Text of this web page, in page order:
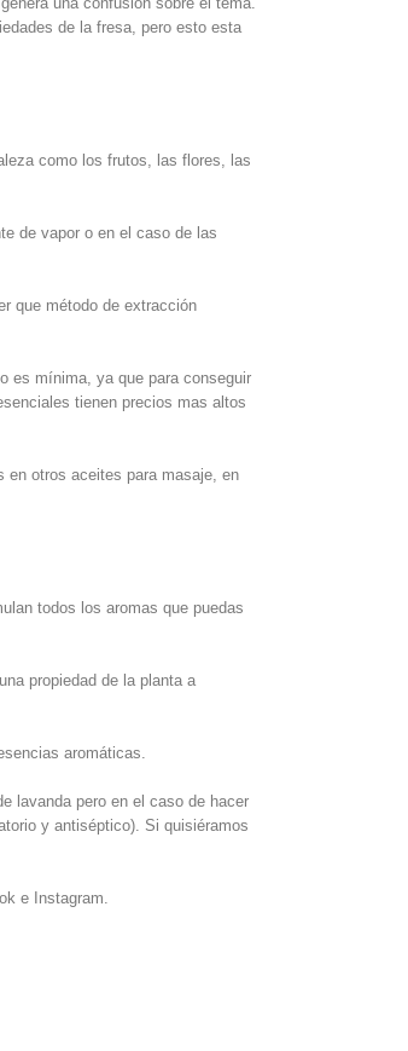
de la fresa, pero esto esta
como los frutos, las flores, las
de vapor o en el caso de las
que método de extracción
es mínima, ya que para conseguir
tienen precios mas altos
otros aceites para masaje, en
todos los aromas que puedas
propiedad de la planta a
aromáticas.
lavanda pero en el caso de hacer
y antiséptico). Si quisiéramos
e Instagram.